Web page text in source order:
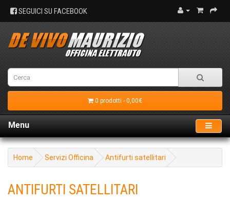
SEGUICI SU FACEBOOK
0 prodotti - 0,00€
Menu
Home Servizi Officina Antifurti satellitari
ANTIFURTI SATELLITARI